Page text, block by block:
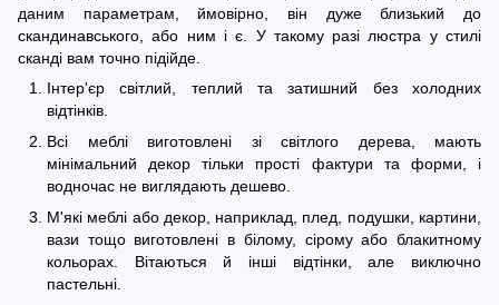
даним параметрам, ймовірно, він дуже близький до
скандинавського, або ним і є. У такому разі люстра у стилі
сканді вам точно підійде.
Інтер'єр світлий, теплий та затишний без холодних
відтінків.
Всі меблі виготовлені зі світлого дерева, мають
мінімальний декор тільки прості фактури та форми, і
водночас не виглядають дешево.
М'які меблі або декор, наприклад, плед, подушки, картини,
вази тощо виготовлені в білому, сірому або блакитному
кольорах. Вітаються й інші відтінки, але виключно
пастельні.